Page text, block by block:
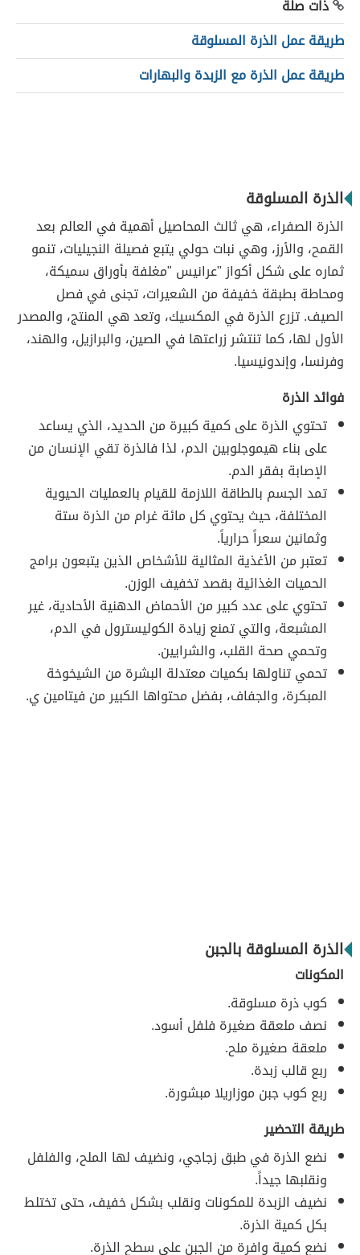
ذات صلة
طريقة عمل الذرة المسلوقة
طريقة عمل الذرة مع الزبدة والبهارات
الذرة المسلوقة
الذرة الصفراء، هي ثالث المحاصيل أهمية في العالم بعد
القمح، والأرز، وهي نبات حولي يتبع فصيلة النجيليات، تنمو
ثماره على شكل أكواز "عرانيس "مغلفة بأوراق سميكة،
ومحاطة بطبقة خفيفة من الشعيرات، تجنى في فصل
الصيف. تزرع الذرة في المكسيك، وتعد هي المنتج، والمصدر
الأول لها، كما تنتشر زراعتها في الصين، والبرازيل، والهند،
وفرنسا، وإندونيسيا.
فوائد الذرة
تحتوي الذرة على كمية كبيرة من الحديد، الذي يساعد
على بناء هيموجلوبين الدم، لذا فالذرة تقي الإنسان من
الإصابة بفقر الدم.
تمد الجسم بالطاقة اللازمة للقيام بالعمليات الحيوية
المختلفة، حيث يحتوي كل مائة غرام من الذرة ستة
وثمانين سعراً حرارياً.
تعتبر من الأغذية المثالية للأشخاص الذين يتبعون برامج
الحميات الغذائية بقصد تخفيف الوزن.
تحتوي على عدد كبير من الأحماض الدهنية الأحادية، غير
المشبعة، والتي تمنع زيادة الكوليسترول في الدم،
وتحمي صحة القلب، والشرايين.
تحمي تناولها بكميات معتدلة البشرة من الشيخوخة
المبكرة، والجفاف، بفضل محتواها الكبير من فيتامين ي.
الذرة المسلوقة بالجبن
المكونات
كوب ذرة مسلوقة.
نصف ملعقة صغيرة فلفل أسود.
ملعقة صغيرة ملح.
ربع قالب زبدة.
ربع كوب جبن موزاريلا مبشورة.
طريقة التحضير
نضع الذرة في طبق زجاجي، ونضيف لها الملح، والفلفل
ونقلبها جيداً.
نضيف الزبدة للمكونات ونقلب بشكل خفيف، حتى تختلط
بكل كمية الذرة.
نضع كمية وافرة من الجبن على سطح الذرة.